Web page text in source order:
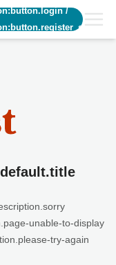
/
unable-to-display
try-again